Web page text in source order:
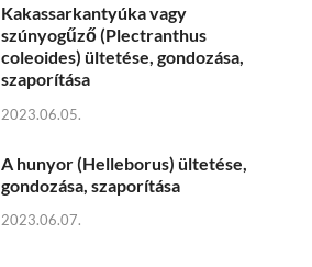
Kakassarkantyúka vagy
szúnyogűző (Plectranthus
coleoides) ültetése, gondozása,
szaporítása
2023.06.05.
A hunyor (Helleborus) ültetése,
gondozása, szaporítása
2023.06.07.